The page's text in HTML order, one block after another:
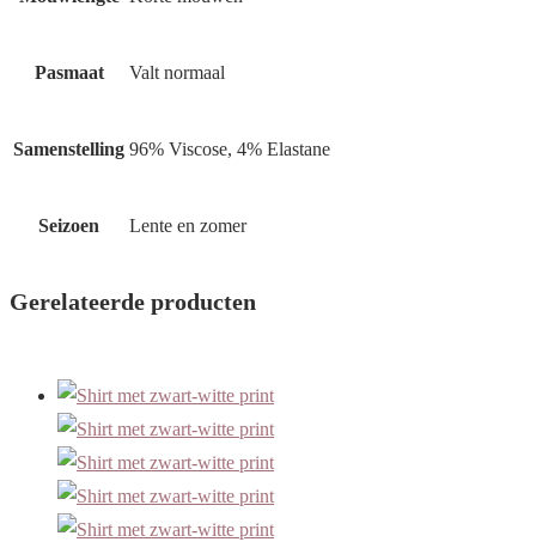
Pasmaat Valt normaal
Samenstelling 96% Viscose, 4% Elastane
Seizoen Lente en zomer
Gerelateerde producten